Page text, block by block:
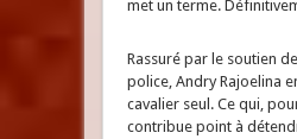
met un terme.
Rassuré par le soutien
police, Andry Rajoelina
cavalier seul. Ce qui,
contribue point à